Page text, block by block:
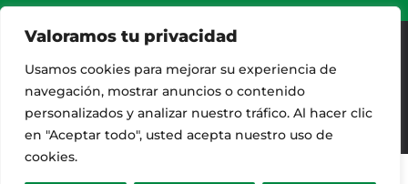
Valoramos tu privacidad
Usamos cookies para mejorar su experiencia de
navegación, mostrar anuncios o contenido
personalizados y analizar nuestro tráfico. Al hacer clic
en "Aceptar todo", usted acepta nuestro uso de
cookies.
AVISO LEGAL
CONTACTO